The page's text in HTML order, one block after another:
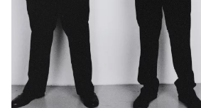
Kimler için uygun
18+, Yetişkin
Tür
Müzik
Hakkında